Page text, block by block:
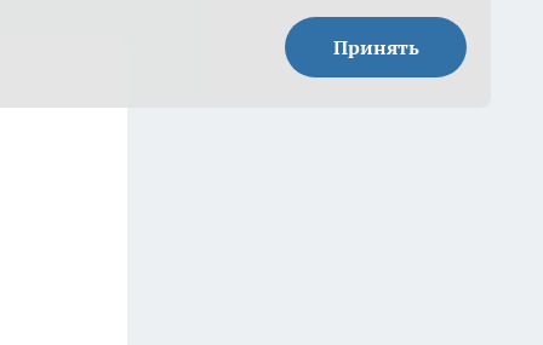
Принять